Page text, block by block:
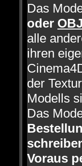
Das
oder OBJ
alle
ihren
der
Modells
Das
Voraus